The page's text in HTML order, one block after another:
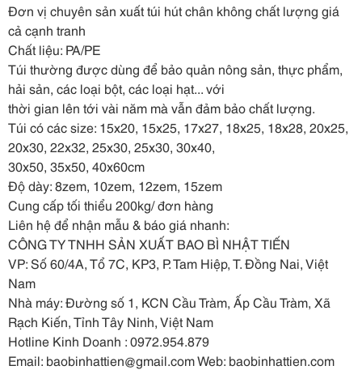
Đơn vị chuyên sản xuất túi hút chân không chất lượng giá
cả cạnh tranh
Chất liệu: PA/PE
Túi thường được dùng để bảo quản nông sản, thực phẩm,
hải sản, các loại bột, các loại hạt... với
thời gian lên tới vài năm mà vẫn đảm bảo chất lượng.
Túi có các size: 15x20, 15x25, 17x27, 18x25, 18x28, 20x25,
20x30, 22x32, 25x30, 25x30, 30x40,
30x50, 35x50, 40x60cm
Độ dày: 8zem, 10zem, 12zem, 15zem
Cung cấp tối thiểu 200kg/ đơn hàng
Liên hệ để nhận mẫu & báo giá nhanh:
CÔNG TY TNHH SẢN XUẤT BAO BÌ NHẬT TIẾN
VP: Số 60/4A, Tổ 7C, KP3, P. Tam Hiệp, T. Đồng Nai, Việt
Nam
Nhà máy: Đường số 1, KCN Cầu Tràm, Ấp Cầu Tràm, Xã
Rạch Kiến, Tỉnh Tây Ninh, Việt Nam
Hotline Kinh Doanh : 0972.954.879
Email: baobinhattien@gmail.com Web: baobinhattien.com